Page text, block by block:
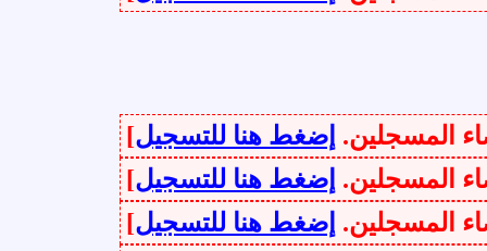
إضغط هنا للتسجيل]
إضغط هنا للتسجيل]
إضغط هنا للتسجيل]